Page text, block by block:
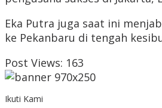
Eka Putra juga saat ini
ke Pekanbaru di tengah
Post Views: 163
Ikuti Kami